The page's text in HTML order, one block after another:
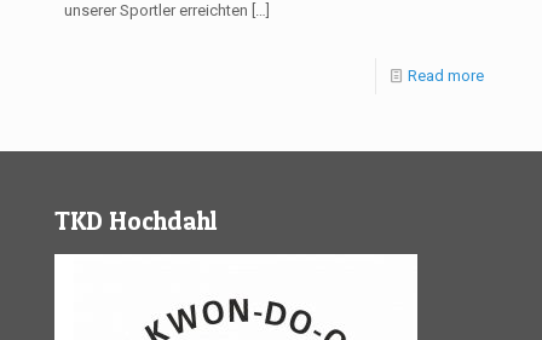
unserer Sportler erreichten […]
Read more
TKD Hochdahl